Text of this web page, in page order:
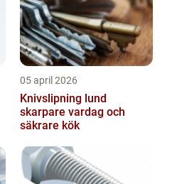
05 april 2026
Knivslipning lund
skarpare vardag och
säkrare kök